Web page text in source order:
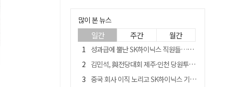
많이 본 뉴스
일간 주간 월간
성과급에 뿔난 SK하이닉스 직원들…3500명 모여 '새 노조' 만든다
김민석, 與전당대회 제주·인천 당원투표서 승리…누적 득표는 '초박빙'
중국 회사 이직 노리고 SK하이닉스 기밀 빼돌려…결국 실형